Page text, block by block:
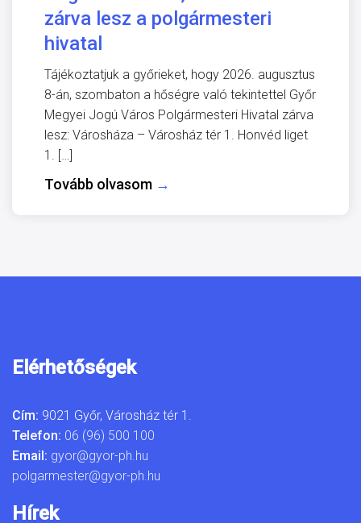
zárva lesz a polgármesteri
hivatal
Tájékoztatjuk a győrieket, hogy 2026. augusztus
8-án, szombaton a hőségre való tekintettel Győr
Megyei Jogú Város Polgármesteri Hivatal zárva
lesz: Városháza – Városház tér 1. Honvéd liget
1. […]
Tovább olvasom →
Elérhetőségek
Cím: 9021 Győr, Városház tér 1.
Telefon: 06 (96) 500 100
Email: gyor@gyor-ph.hu
polgarmester@gyor-ph.hu
Hírek